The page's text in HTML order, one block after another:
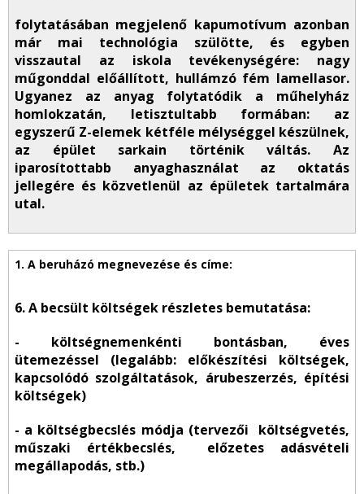
folytatásában megjelenő kapumotívum azonban
már mai technológia szülötte, és egyben
visszautal az iskola tevékenységére: nagy
műgonddal előállított, hullámzó fém lamellasor.
Ugyanez az anyag folytatódik a műhelyház
homlokzatán, letisztultabb formában: az
egyszerű Z-elemek kétféle mélységgel készülnek,
az épület sarkain történik váltás. Az
iparosítottabb anyaghasználat az oktatás
jellegére és közvetlenül az épületek tartalmára
utal.
6. A becsült költségek részletes bemutatása:
- költségnemenkénti bontásban, éves
ütemezéssel (legalább: előkészítési költségek,
kapcsolódó szolgáltatások, árubeszerzés, építési
költségek)
- a költségbecslés módja (tervezői költségvetés,
műszaki értékbecslés, előzetes adásvételi
megállapodás, stb.)